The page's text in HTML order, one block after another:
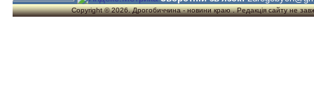
Copyright © 2026. Дрогобиччина - новини краю . Редакція сайту не